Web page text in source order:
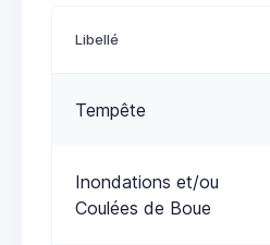
Libellé
Tempête
Inondations et/ou
Coulées de Boue